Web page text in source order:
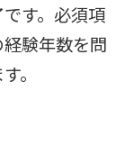
す。必須項
験年数を問
。